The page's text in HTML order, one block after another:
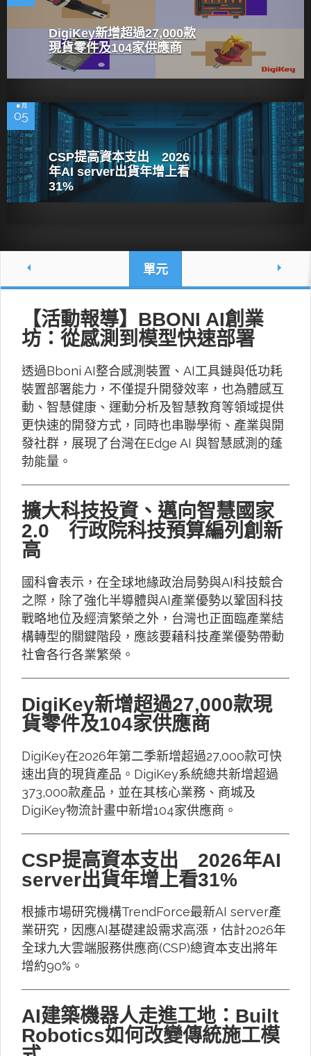
DigiKey新增超過27,000款
現貨零件及104家供應商
8 月
05
CSP提高資本支出 2026
年AI server出貨年增上看
31%
單元
【活動報導】BBONI AI創業
坊：從感測到模型快速部署
透過Bboni AI整合感測裝置、AI工具鏈與低功耗
裝置部署能力，不僅提升開發效率，也為體感互
動、智慧健康、運動分析及智慧教育等領域提供
更快速的開發方式，同時也串聯學術、產業與開
發社群，展現了台灣在Edge AI 與智慧感測的蓬
勃能量。
擴大科技投資、邁向智慧國家
2.0 行政院科技預算編列創新
高
國科會表示，在全球地緣政治局勢與AI科技競合
之際，除了強化半導體與AI產業優勢以鞏固科技
戰略地位及經濟繁榮之外，台灣也正面臨產業結
構轉型的關鍵階段，應該要藉科技產業優勢帶動
社會各行各業繁榮。
DigiKey新增超過27,000款現
貨零件及104家供應商
DigiKey在2026年第二季新增超過27,000款可快
速出貨的現貨產品。DigiKey系統總共新增超過
373,000款產品，並在其核心業務、商城及
DigiKey物流計畫中新增104家供應商。
CSP提高資本支出 2026年AI
server出貨年增上看31%
根據市場研究機構TrendForce最新AI server產
業研究，因應AI基礎建設需求高漲，估計2026年
全球九大雲端服務供應商(CSP)總資本支出將年
增約90%。
AI建築機器人走進工地：Built
Robotics如何改變傳統施工模